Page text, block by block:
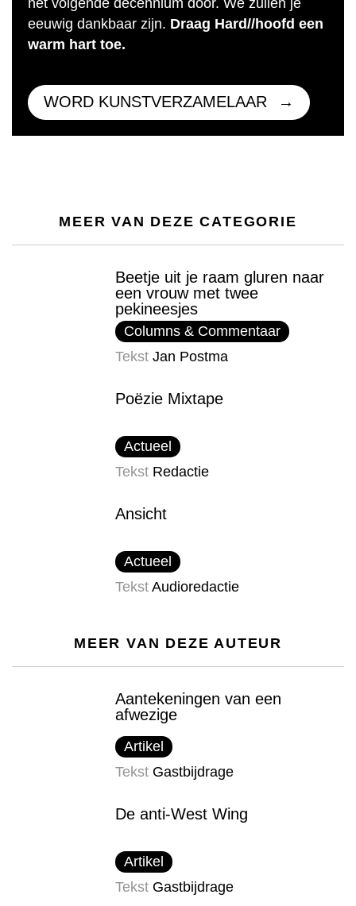
eeuwig dankbaar zijn. Draag Hard//hoofd een
warm hart toe.
WORD KUNSTVERZAMELAAR
MEER VAN DEZE CATEGORIE
Beetje uit je raam gluren naar
een vrouw met twee
pekineesjes
Columns & Commentaar
Tekst Jan Postma
Poëzie Mixtape
Actueel
Tekst Redactie
Ansicht
Actueel
Tekst Audioredactie
MEER VAN DEZE AUTEUR
Aantekeningen van een
afwezige
Artikel
Tekst Gastbijdrage
De anti-West Wing
Artikel
Tekst Gastbijdrage